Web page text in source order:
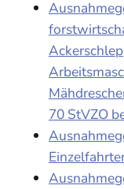
70 StVZO